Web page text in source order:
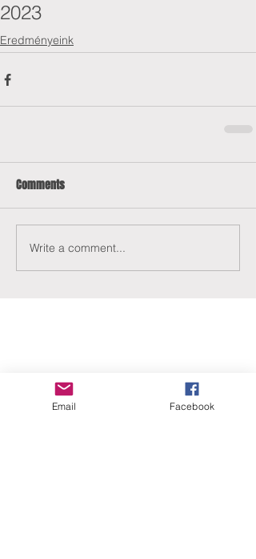
2023
Eredményeink
Comments
Write a comment...
ERANUS Alapítvány
Email Facebook